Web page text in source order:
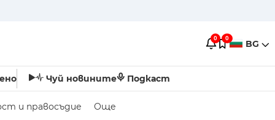
0 0 BG
Чуй новините Подкаст
и правосъдие Още